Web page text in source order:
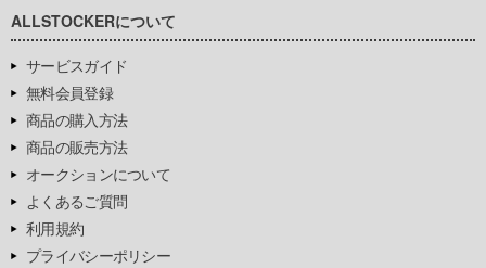
ALLSTOCKERについて
サービスガイド
無料会員登録
商品の購入方法
商品の販売方法
オークションについて
よくあるご質問
利用規約
プライバシーポリシー